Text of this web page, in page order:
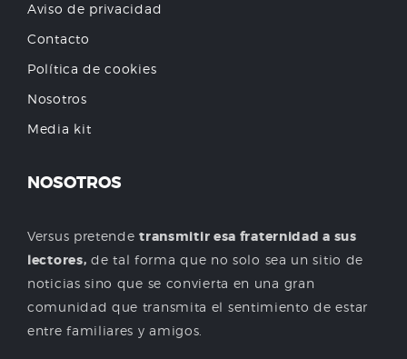
Aviso de privacidad
Contacto
Política de cookies
Nosotros
Media kit
NOSOTROS
Versus pretendetransmitir esa fraternidad a sus
lectores, de tal forma que no solo sea un sitio de
noticias sino que se convierta en una gran
comunidad que transmita el sentimiento de estar
entre familiares y amigos.